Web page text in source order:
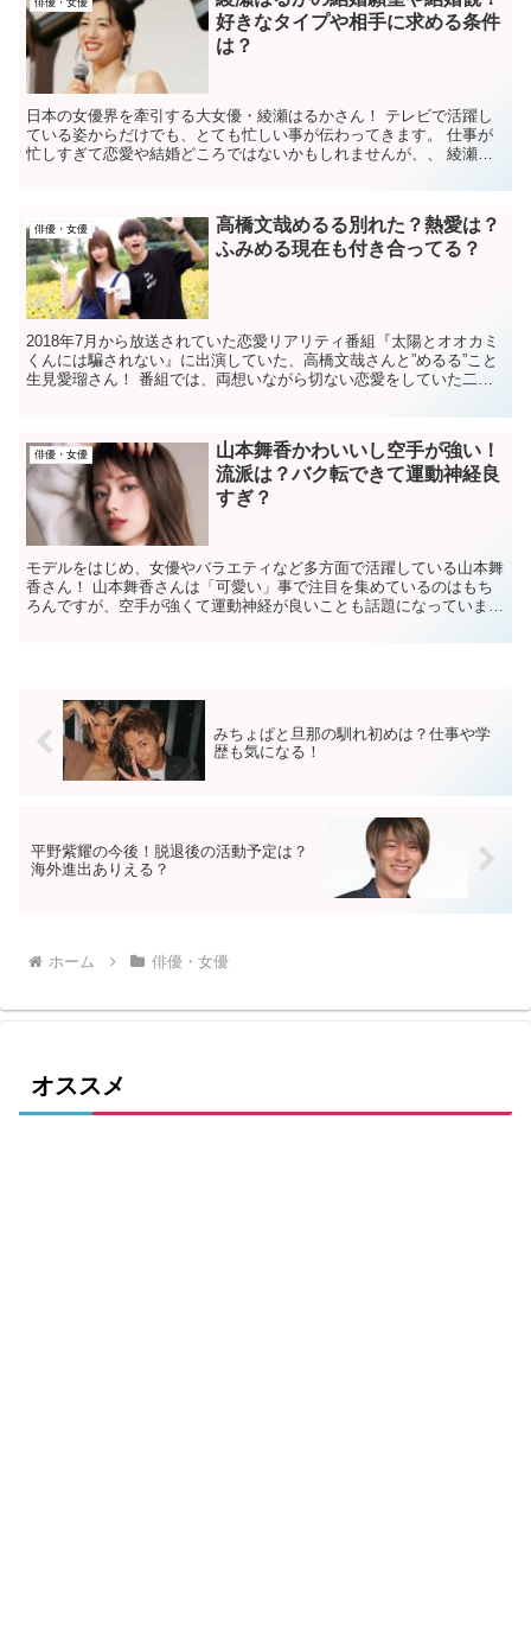
俳優・女優
好きなタイプや相手に求める条件
は？
日本の女優界を牽引する大女優・綾瀬はるかさん！ テレビで活躍し
ている姿からだけでも、とても忙しい事が伝わってきます。 仕事が
忙しすぎて恋愛や結婚どころではないかもしれませんが、、 綾瀬は
俳優・女優
高橋文哉めるる別れた？熱愛は？
ふみめる現在も付き合ってる？
2018年7月から放送されていた恋愛リアリティ番組『太陽とオオカミ
くんには騙されない』に出演していた、高橋文哉さんと”めるる”こと
生見愛瑠さん！ 番組では、両想いながら切ない恋愛をしていた二
俳優・女優
山本舞香かわいいし空手が強い！
流派は？バク転できて運動神経良
すぎ？
モデルをはじめ、女優やバラエティなど多方面で活躍している山本舞
香さん！ 山本舞香さんは「可愛い」事で注目を集めているのはもち
ろんですが、空手が強くて運動神経が良いことも話題になっていま
みちょぱと旦那の馴れ初めは？仕事や学
歴も気になる！
平野​​紫耀の今後！脱退後の活動予定は？
海外進出ありえる？
ホーム 俳優・女優
オススメ